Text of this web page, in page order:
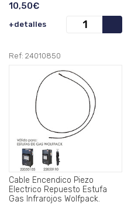
10,50€
+detalles
Ref: 24010850
Cable Encendico Piezo
Electrico Repuesto Estufa
Gas Infrarojos Wolfpack.